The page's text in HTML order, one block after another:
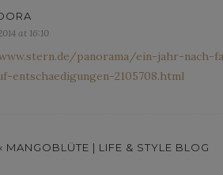
at 16:10
panorama/ein-jahr-
entschaedigungen-2105708.html
MANGOBLÜTE | LIFE & STYLE BLOG